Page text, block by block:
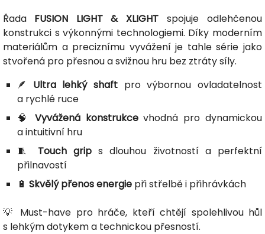
Řada FUSION LIGHT & XLIGHT spojuje odlehčenou
konstrukci s výkonnými technologiemi. Díky moderním
materiálům a preciznímu vyvážení je tahle série jako
stvořená pro přesnou a svižnou hru bez ztráty síly.
🪶 Ultra lehký shaft pro výbornou ovladatelnost
a rychlé ruce
🧠 Vyvážená konstrukcevhodná pro dynamickou
a intuitivní hru
🧵 Touch grips dlouhou životností a perfektní
přilnavostí
🔋 Skvělý přenos energie při střelbě i přihrávkách
💡 Must-have pro hráče, kteří chtějí spolehlivou hůl
s lehkým dotykem a technickou přesností.